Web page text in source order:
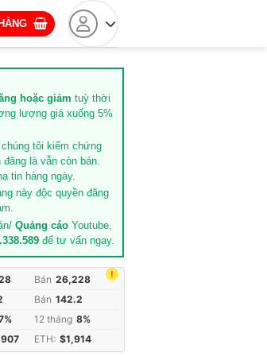
hoặc giảm tuỳ thời
lượng giá xuống 5%
tôi kiểm chứng
là vẫn còn bán.
tin hàng ngày.
này độc quyền đăng
Quảng cáo Youtube,
để tư vấn ngay.
!
Bán 26,228
Bán 142.2
12 tháng 8%
ETH: $1,914